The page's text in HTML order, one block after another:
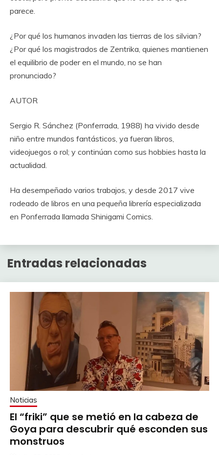
parece.
¿Por qué los humanos invaden las tierras de los silvian?
¿Por qué los magistrados de Zentrika, quienes mantienen
el equilibrio de poder en el mundo, no se han
pronunciado?
AUTOR
Sergio R. Sánchez (Ponferrada, 1988) ha vivido desde
niño entre mundos fantásticos, ya fueran libros,
videojuegos o rol; y continúan como sus hobbies hasta la
actualidad.
Ha desempeñado varios trabajos, y desde 2017 vive
rodeado de libros en una pequeña librería especializada
en Ponferrada llamada Shinigami Comics.
Entradas relacionadas
Noticias
El “friki” que se metió en la cabeza de
Goya para descubrir qué esconden sus
monstruos